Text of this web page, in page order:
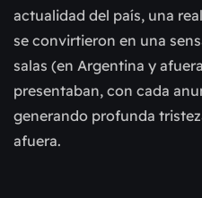
actualidad del país, una
se convirtieron en una
salas (en Argentina y
presentaban, con cada
generando profunda
afuera.